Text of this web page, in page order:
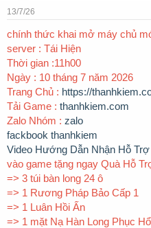
s
a
t
e
r
e
13/7/26
chính thức khai mở máy chủ
server : Tái Hiện
Thời gian :11h00
Ngày : 10 tháng 7 năm 2026
Trang Chủ : https://
Tải Game : thanhkiem.com
Zalo Nhóm : zalo
fackbook thanhkiem
Video Hướng Dẫn Nhận Hỗ
vào game tặng ngay Quà Hỗ
=> 3 túi bàn long 24 ô
=> 1 Rương Pháp Bảo Cấp 1
=> 1 Luân Hồi Ấn
=> 1 mặt Nạ Hàn Long Phục Hổ